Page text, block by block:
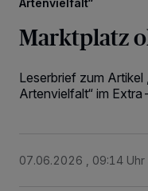
Artenvielfalt“
Marktplatz
Leserbrief zum
Artenvielfalt“ im
07.06.2026 , 09:14 Uhr
personenbezogene Daten
Kennungen auf Ihrem
dieses Menü jederzeit